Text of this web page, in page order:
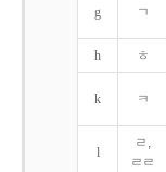
g ㄱ
h ㅎ
k ㅋ
l
ㄹ,
ㄹㄹ